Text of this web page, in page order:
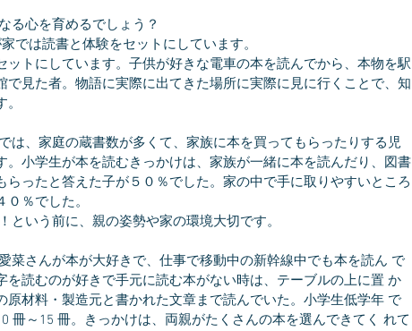
る心を育めるでしょう？
では読書と体験をセットにしています。
ットにしています。子供が好きな電車の本を読んでから、本物を駅
で見た者。物語に実際に出てきた場所に実際に見に行くことで、知
。小学生が本を読むきっかけは、家族が一緒に本を読んだり、図書
らったと答えた子が５０％でした。家の中で手に取りやすいところ
％でした。
という前に、親の姿勢や家の環境大切です。
を読むのが好きで手元に読む本がない時は、テーブルの上に置 か
原材料・製造元と書かれた文章まで読んでいた。小学生低学年 で
冊～15 冊。きっかけは、両親がたくさんの本を選んできてく れて